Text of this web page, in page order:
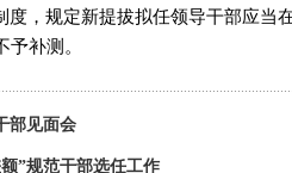
度，规定新提拔拟任领导干部应
补测。
部见面会
”规范干部选任工作